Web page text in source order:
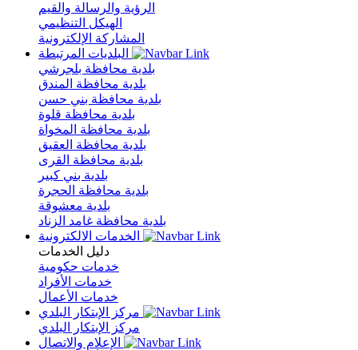
الرؤية والرسالة والقيم
الهيكل التنظيمي
المشاركة الإلكترونية
بلدية محافظة بلجرشي
بلدية محافظة المندق
بلدية محافظة بني حسن
بلدية محافظة قلوة
بلدية محافظة المخواة
بلدية محافظة العقيق
بلدية محافظة القرى
بلدية بني كبير
بلدية محافظة الحجرة
بلدية معشوقة
بلدية محافظة غامد الزناد
دليل الخدمات
خدمات حكومية
خدمات الأفراد
خدمات الأعمال
مركز الإبتكار البلدي